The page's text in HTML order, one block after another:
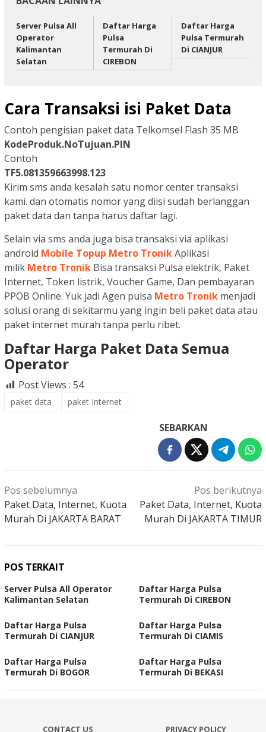
Server Pulsa All
Operator
Kalimantan
Selatan
Daftar Harga
Pulsa
Termurah Di
CIREBON
Daftar Harga
Pulsa Termurah
Di CIANJUR
Cara Transaksi isi Paket Data
Contoh pengisian paket data Telkomsel Flash 35 MB
KodeProduk.NoTujuan.PIN
Contoh
TF5.081359663998.123
Kirim sms anda kesalah satu nomor center transaksi
kami. dan otomatis nomor yang diisi sudah berlanggan
paket data dan tanpa harus daftar lagi.
Selain via sms anda juga bisa transaksi via aplikasi
android Mobile Topup Metro TronikAplikasi
milik Metro Tronik Bisa transaksi Pulsa elektrik, Paket
Internet, Token listrik, Voucher Game, Dan pembayaran
PPOB Online. Yuk jadi Agen pulsa Metro Tronik menjadi
solusi orang di sekitarmu yang ingin beli paket data atau
paket internet murah tanpa perlu ribet.
Daftar Harga Paket Data Semua
Operator
Post Views : 54
paket data paket Internet
SEBARKAN
Navigasi
pos
Pos sebelumnya
Paket Data, Internet, Kuota
Murah Di JAKARTA BARAT
Pos berikutnya
Paket Data, Internet, Kuota
Murah Di JAKARTA TIMUR
POS TERKAIT
Server Pulsa All Operator
Kalimantan Selatan
Daftar Harga Pulsa
Termurah Di CIREBON
Daftar Harga Pulsa
Termurah Di CIANJUR
Daftar Harga Pulsa
Termurah Di CIAMIS
Daftar Harga Pulsa
Termurah Di BOGOR
Daftar Harga Pulsa
Termurah Di BEKASI
CONTACT US PRIVACY POLICY